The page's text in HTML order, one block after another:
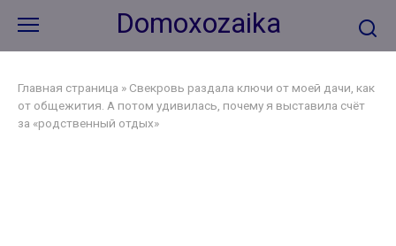
контенту
Domoxozaika
Главная страница » Свекровь раздала ключи от моей дачи, как
от общежития. А потом удивилась, почему я выставила счёт
за «родственный отдых»